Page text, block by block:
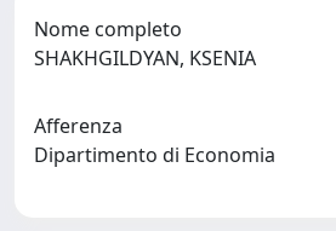
Nome completo
SHAKHGILDYAN, KSENIA
Afferenza
Dipartimento di Economia